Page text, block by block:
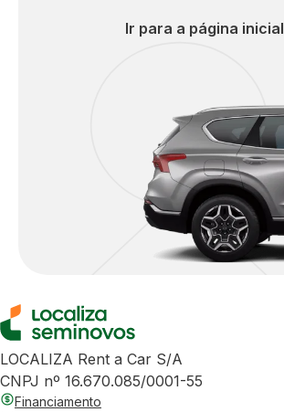
Ir para a página inicial
LOCALIZA Rent a Car S/A
CNPJ nº 16.670.085/0001-55
Financiamento